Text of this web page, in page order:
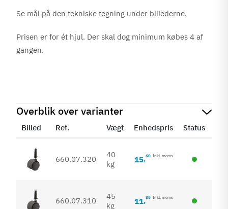
Se mål på den tekniske tegning under billederne.
Prisen er for ét hjul. Der skal dog minimum købes 4 af
gangen.
Overblik over varianter
Billed Ref. Vægt Enhedspris Status
660.07.320
40
kg
15,60 Inkl. moms
660.07.310
45
kg
11,85 Inkl. moms